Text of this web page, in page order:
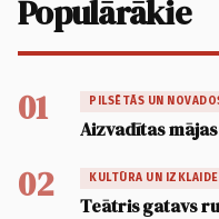
Populārākie
01 PILSĒTĀS UN
Aizvadītas
02 KULTŪRA UN IZKLAIDE
Teātris gatavs